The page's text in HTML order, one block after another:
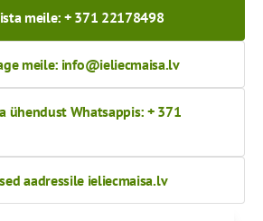
meile: + 371 22178498
meile: info@ieliecmaisa.lv
ühendust Whatsappis: + 371
aadressile ieliecmaisa.lv